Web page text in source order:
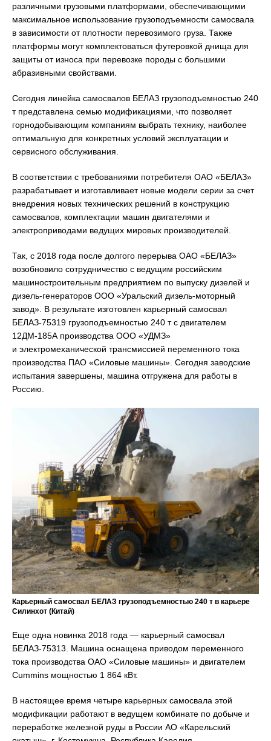
различными грузовыми платформами, обеспечивающими
максимальное использование грузоподъемности самосвала
в зависимости от плотности перевозимого груза. Также
платформы могут комплектоваться футеровкой днища для
защиты от износа при перевозке породы с большими
абразивными свойствами.
Сегодня линейка самосвалов БЕЛАЗ грузоподъемностью 240
т представлена семью модификациями, что позволяет
горнодобывающим компаниям выбрать технику, наиболее
оптимальную для конкретных условий эксплуатации и
сервисного обслуживания.
В соответствии с требованиями потребителя ОАО «БЕЛАЗ»
разрабатывает и изготавливает новые модели серии за счет
внедрения новых технических решений в конструкцию
самосвалов, комплектации машин двигателями и
электроприводами ведущих мировых производителей.
Так, с 2018 года после долгого перерыва ОАО «БЕЛАЗ»
возобновило сотрудничество с ведущим российским
машиностроительным предприятием по выпуску дизелей и
дизель-генераторов ООО «Уральский дизель-моторный
завод». В результате изготовлен карьерный самосвал
БЕЛАЗ-75319 грузоподъемностью 240 т с двигателем
12ДМ-185А производства ООО «УДМЗ»
и электромеханической трансмиссией переменного тока
производства ПАО «Силовые машины». Сегодня заводские
испытания завершены, машина отгружена для работы в
Россию.
Карьерный самосвал БЕЛАЗ грузоподъемностью 240 т в карьере
Силинхот (Китай)
Еще одна новинка 2018 года — карьерный самосвал
БЕЛАЗ-75313. Машина оснащена приводом переменного
тока производства ОАО «Силовые машины» и двигателем
Cummins мощностью 1 864 кВт.
В настоящее время четыре карьерных самосвала этой
модификации работают в ведущем комбинате по добыче и
переработке железной руды в России АО «Карельский